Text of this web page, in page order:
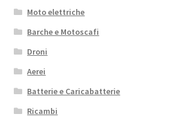
Moto elettriche
Barche e Motoscafi
Droni
Aerei
Batterie e Caricabatterie
Ricambi